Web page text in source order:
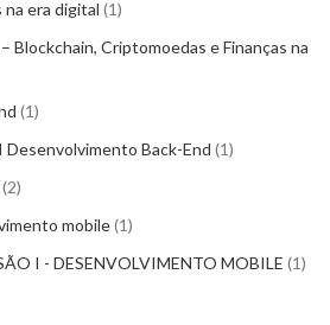
na era digital 1
Blockchain, Criptomoedas e Finanças na
1
Back-End 1
2
mobile 1
I - DESENVOLVIMENTO MOBILE 1